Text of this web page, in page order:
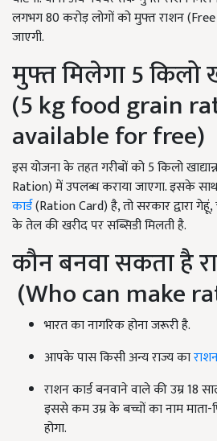
लगभग 80 करोड़ लोगों को मुफ्त राशन
जाएगी.
मुफ्त मिलेगा 5 किलो
(5 kg food grain
available for free)
इस योजना के तहत गरीबों को 5 किलो
Ration) में उपलब्ध कराया जाएगा. इसके
कार्ड(Ration Card) है, तो सरकार द्वारा गेहूं,
के तेल की खरीद पर सब्सिडी मिलती है.
कौन बनवा सकता है
(Who can make
भारत का नागरिक होना जरूरी है.
आपके पास किसी अन्य राज्य का
राशन कार्ड बनवाने वाले की उम्र 18
इससे कम उम्र के बच्चों का नाम माता-
होगा.